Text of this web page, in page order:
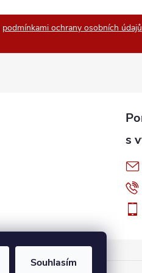
Souhlasím
podmínkami ochrany osobních údajů